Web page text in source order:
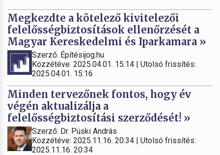
Megkezdte a kötelező kivitelezői
felelősségbiztosítások ellenőrzését a
Magyar Kereskedelmi és Iparkamara »
Szerző: Építésijog.hu
Közzétéve: 2025.04.01. 15:14 | Utolsó frissítés:
2025.04.01. 15:16
Minden tervezőnek fontos, hogy év
végén aktualizálja a
felelősségbiztosítási szerződését! »
Szerző: Dr. Püski András
Közzétéve: 2025.11.16. 20:34 | Utolsó frissítés:
2025.11.16. 20:34